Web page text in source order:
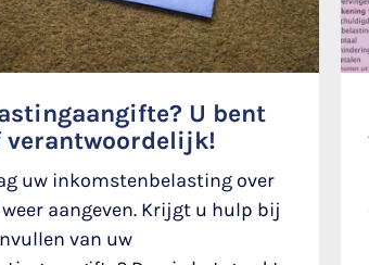
U bent
verantwoordelijk!
uw inkomstenbelasting over
weer aangeven. Krijgt u hulp bij
van uw